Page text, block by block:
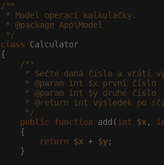
/**
* Model operací kalkulačky.
* @package App\Model
*/
class Calculator
{
/**
* Sečte daná čísla a vrátí
     * @param int $x první číslo
     * @param int $y druhé číslo
* @return int výsledek po
     */
public
function add(int $x,
    {
return
$x + $y;
    }